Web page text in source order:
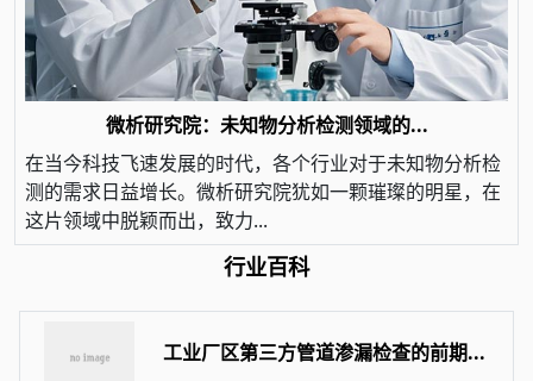
微析研究院：未知物分析检测领域的...
在当今科技飞速发展的时代，各个行业对于未知物分析检
测的需求日益增长。微析研究院犹如一颗璀璨的明星，在
这片领域中脱颖而出，致力...
行业百科
工业厂区第三方管道渗漏检查的前期...